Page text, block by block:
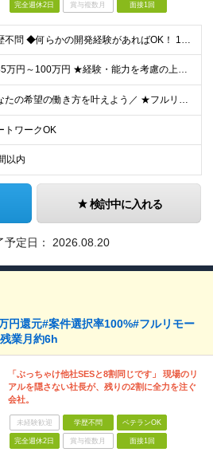
完全週休2日 賞与複数月 面接1回
◆学歴不問 ◆何らかの開発経験があればOK！ 1年未満のご経験でも歓迎！ ◆経験年数・担当フェーズ・言語不問 ＼こんな方もぜひご応募ください！／ ・IT業界で何らかの実務経験をお持ちの方 ・第二新卒
月給35万円～100万円 ★経験・能力を考慮の上、決定 ★前職給与を100％保証 ★案件内容の開示・明確な評価制度 ※上記金額には30時間分・6万6500円以上の固定残業代が含まれています ※超過
＼あなたの希望の働き方を叶えよう／ ★フルリモート・リモートワークOK ★希望を考慮します ★転居を伴う転勤は無し 本社：東京都豊島区高田2丁目17-22 目白中野ビル 5階 大阪：大阪府大阪市西区
トワークOK
以内
検討中に入れる
予定日： 2026.08.20
円還元#案件選択率100%#フルリモー
業月約6h
「ぶっちゃけ他社SESと8割同じです」 現場のリ
アルを隠さない社長が、残りの2割に全力を注ぐ
会社。
未経験歓迎 学歴不問 ベテランOK
完全週休2日 賞与複数月 面接1回